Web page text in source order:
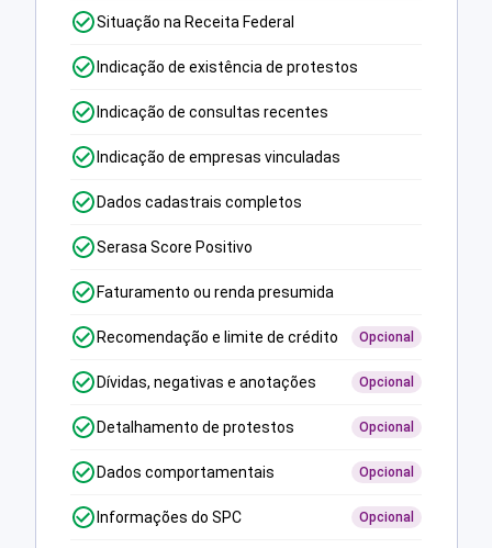
Situação na Receita Federal
Indicação de existência de protestos
Indicação de consultas recentes
Indicação de empresas vinculadas
Dados cadastrais completos
Serasa Score Positivo
Faturamento ou renda presumida
Recomendação e limite de crédito Opcional
Dívidas, negativas e anotações Opcional
Detalhamento de protestos Opcional
Dados comportamentais Opcional
Informações do SPC Opcional